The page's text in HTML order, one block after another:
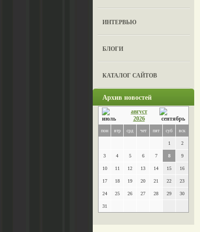
ИНТЕРВЬЮ
БЛОГИ
КАТАЛОГ САЙТОВ
Архив новостей
август
2026
пон втр срд чет пят суб вск
1 2
3 4 5 6 7 8 9
10 11 12 13 14 15 16
17 18 19 20 21 22 23
24 25 26 27 28 29 30
31